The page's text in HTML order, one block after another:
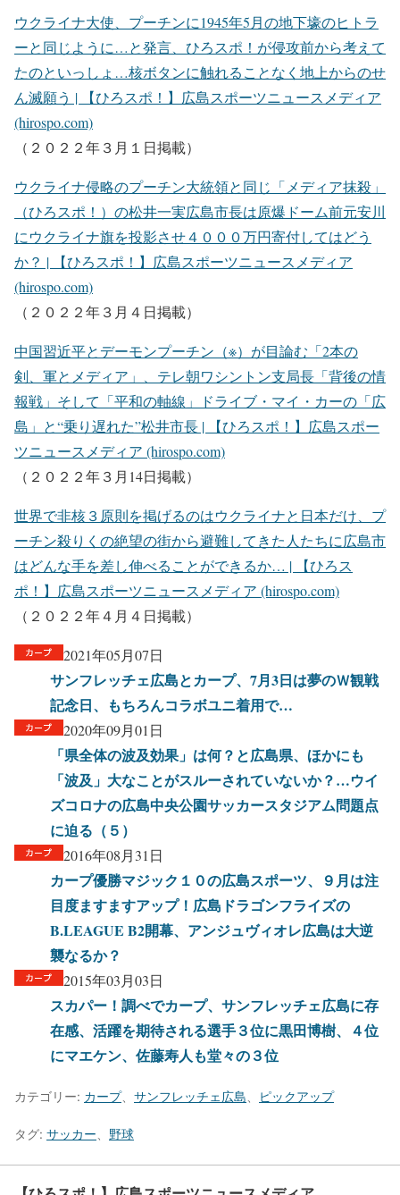
ウクライナ大使、プーチンに1945年5月の地下壕のヒトラ
ーと同じように…と発言、ひろスポ！が侵攻前から考えて
たのといっしょ…核ボタンに触れることなく地上からのせ
ん滅願う | 【ひろスポ！】広島スポーツニュースメディア
(hirospo.com)
（２０２２年３月１日掲載）
ウクライナ侵略のプーチン大統領と同じ「メディア抹殺」
（ひろスポ！）の松井一実広島市長は原爆ドーム前元安川
にウクライナ旗を投影させ４０００万円寄付してはどう
か？ | 【ひろスポ！】広島スポーツニュースメディア
(hirospo.com)
（２０２２年３月４日掲載）
中国習近平とデーモンプーチン（※）が目論む「2本の
剣、軍とメディア」、テレ朝ワシントン支局長「背後の情
報戦」そして「平和の軸線」ドライブ・マイ・カーの「広
島」と“乗り遅れた”松井市長 | 【ひろスポ！】広島スポー
ツニュースメディア (hirospo.com)
（２０２２年３月14日掲載）
世界で非核３原則を掲げるのはウクライナと日本だけ、プ
ーチン殺りくの絶望の街から避難してきた人たちに広島市
はどんな手を差し伸べることができるか… | 【ひろス
ポ！】広島スポーツニュースメディア (hirospo.com)
（２０２２年４月４日掲載）
2021年05月07日
サンフレッチェ広島とカープ、7月3日は夢のＷ観戦
記念日、もちろんコラボユニ着用で…
2020年09月01日
「県全体の波及効果」は何？と広島県、ほかにも
「波及」大なことがスルーされていないか？…ウイ
ズコロナの広島中央公園サッカースタジアム問題点
に迫る（５）
2016年08月31日
カープ優勝マジック１０の広島スポーツ、９月は注
目度ますますアップ！広島ドラゴンフライズの
B.LEAGUE B2開幕、アンジュヴィオレ広島は大逆
襲なるか？
2015年03月03日
スカパー！調べでカープ、サンフレッチェ広島に存
在感、活躍を期待される選手３位に黒田博樹、４位
にマエケン、佐藤寿人も堂々の３位
カテゴリー: カープ、 サンフレッチェ広島、 ピックアップ
タグ: サッカー、 野球